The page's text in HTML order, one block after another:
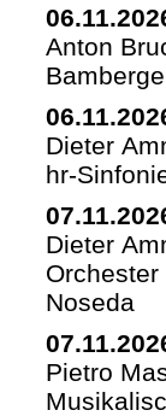
Anton
Dieter
hr-
Dieter
Noseda
Pietro